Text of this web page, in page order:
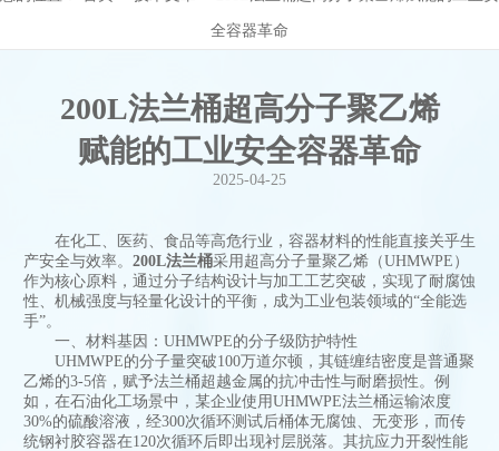
全容器革命
200L法兰桶超高分子聚乙烯
赋能的工业安全容器革命
2025-04-25
在化工、医药、食品等高危行业，容器材料的性能直接关乎生
产安全与效率。 200L法兰桶采用超高分子量聚乙烯（UHMWPE）
作为核心原料，通过分子结构设计与加工工艺突破，实现了耐腐蚀
性、机械强度与轻量化设计的平衡，成为工业包装领域的“全能选
手”。
一、材料基因：UHMWPE的分子级防护特性
UHMWPE的分子量突破100万道尔顿，其链缠结密度是普通聚
乙烯的3-5倍，赋予法兰桶超越金属的抗冲击性与耐磨损性。例
如，在石油化工场景中，某企业使用UHMWPE法兰桶运输浓度
30%的硫酸溶液，经300次循环测试后桶体无腐蚀、无变形，而传
统钢衬胶容器在120次循环后即出现衬层脱落。其抗应力开裂性能